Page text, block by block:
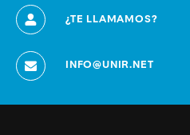
¿TE LLAMAMOS?
INFO@UNIR.NET